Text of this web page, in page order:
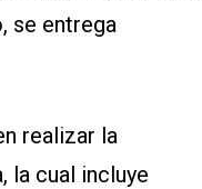
se entrega
realizar la
la cual incluye